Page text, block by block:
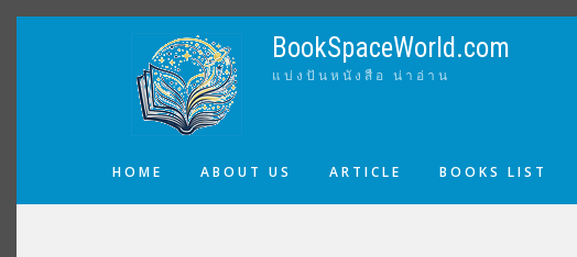
Skip
BookSpaceWorld.com
แบ่งปันหนังสือ น่าอ่าน
MAIN
NAVIGATION
HOME ABOUT US ARTICLE BOOKS LIST